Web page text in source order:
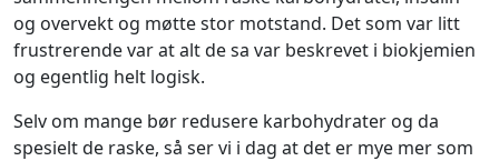
og overvekt og møtte stor motstand. Det som var litt
frustrerende var at alt de sa var beskrevet i biokjemien
og egentlig helt logisk.
Selv om mange bør redusere karbohydrater og da
spesielt de raske, så ser vi i dag at det er mye mer som